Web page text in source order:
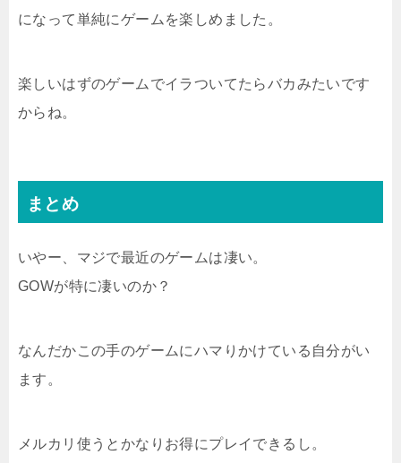
になって単純にゲームを楽しめました。
楽しいはずのゲームでイラついてたらバカみたいです
からね。
まとめ
いやー、マジで最近のゲームは凄い。
GOWが特に凄いのか？
なんだかこの手のゲームにハマりかけている自分がい
ます。
メルカリ使うとかなりお得にプレイできるし。